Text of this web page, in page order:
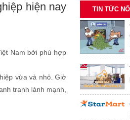
TIN TỨC
hiện nay
Nam bởi phù hợp
vừa và nhỏ. Giờ
tranh lành mạnh,